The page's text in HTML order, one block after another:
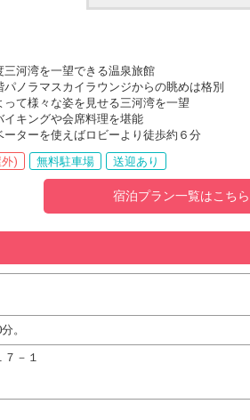
河湾を一望できる温泉旅館
ノラマスカイラウンジからの眺めは格別
て様々な姿を見せる三河湾を一望
キングや会席料理を堪能
ターを使えばロビーより徒歩約６分
) 無料駐車場 送迎あり
宿泊プラン一覧はこちら
。
－１